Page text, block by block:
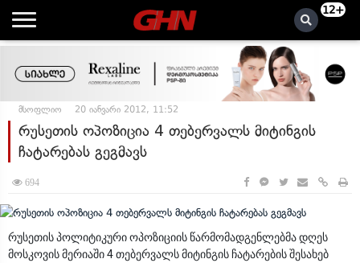
12+
მსოფლიო 20 იანვარი 2012, 11:52
რუსეთის ოპოზიცია 4 თებერვალს მიტინგის
ჩატარებას გეგმავს
694
რუსეთის პოლიტიკური ოპოზიციის წარმომადგენლებმა დღეს
მოსკოვის მერიაში 4 თებერვალს მიტინგის ჩატარების შესახებ